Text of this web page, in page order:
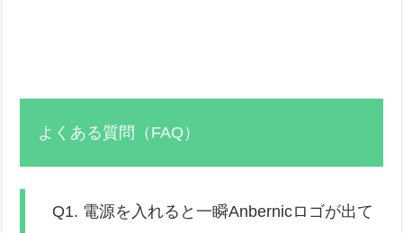
よくある質問（FAQ）
Q1. 電源を入れると一瞬Anbernicロゴが出て